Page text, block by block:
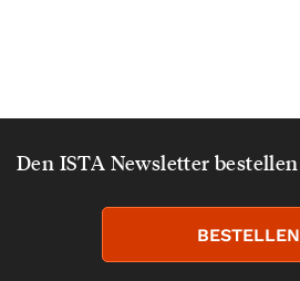
Den ISTA Newsletter bestellen
BESTELLEN